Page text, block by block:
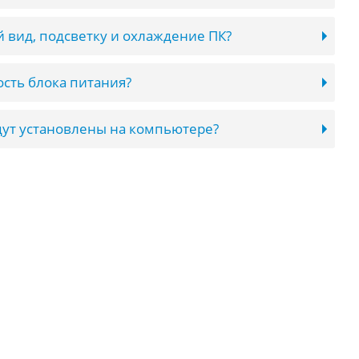
подсветку и охлаждение ПК?
блока питания?
установлены на компьютере?